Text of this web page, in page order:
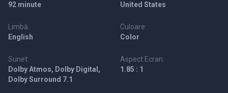
92 minute
United States
Limbă:
English
Culoare:
Color
Sunet:
Dolby Atmos, Dolby Digital,
Dolby Surround 7.1
Aspect Ecran:
1.85 : 1